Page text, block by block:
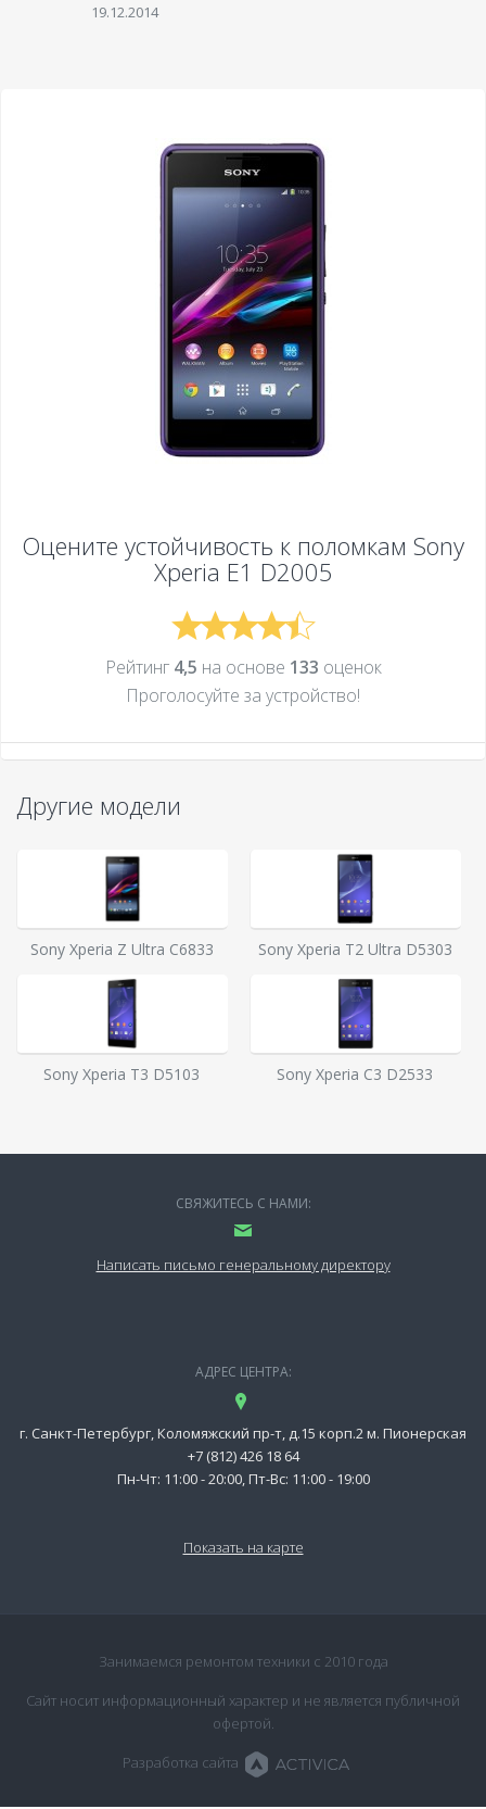
19.12.2014
Оцените устойчивость к поломкам Sony
Xperia E1 D2005
Рейтинг 4,5 на основе 133 оценок
Проголосуйте за устройcтво!
Другие модели
Sony Xperia Z Ultra C6833 Sony Xperia T2 Ultra D5303
Sony Xperia T3 D5103 Sony Xperia C3 D2533
СВЯЖИТЕСЬ С НАМИ:
Написать письмо генеральному директору
АДРЕС ЦЕНТРА:
г. Санкт-Петербург, Коломяжский пр-т, д.15 корп.2 м. Пионерская
+7 (812) 426 18 64
Пн-Чт: 11:00 - 20:00, Пт-Вс: 11:00 - 19:00
Показать на карте
Занимаемся ремонтом техники с 2010 года
Сайт носит информационный характер и не является публичной
офертой.
Разработка сайта